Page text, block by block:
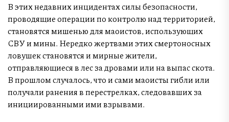
В этих недавних инцидентах силы безопасности,
проводящие операции по контролю над территорией,
становятся мишенью для маоистов, использующих
СВУ и мины. Нередко жертвами этих смертоносных
ловушек становятся и мирные жители,
отправляющиеся в лес за дровами или на выпас скота.
В прошлом случалось, что и сами маоисты гибли или
получали ранения в перестрелках, следовавших за
инициированными ими взрывами.